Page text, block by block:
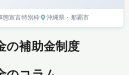
態宣言特別枠 沖縄県 ・那覇市
の補助金制度